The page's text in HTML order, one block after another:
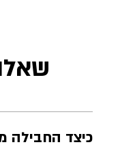
כיצד החבילה